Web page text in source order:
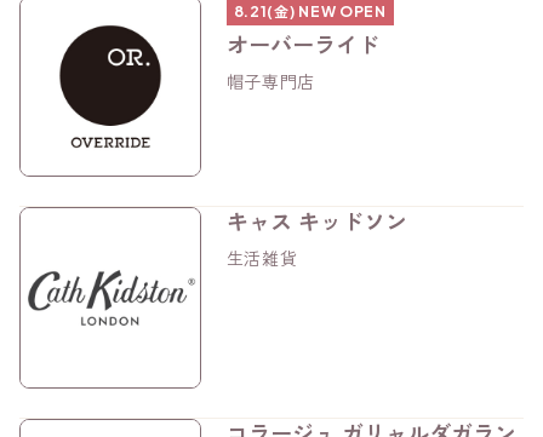
8.21(金) NEW OPEN
オーバーライド
帽子専門店
キャス キッドソン
生活雑貨